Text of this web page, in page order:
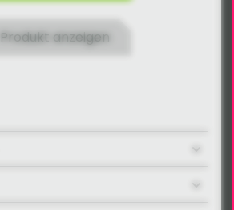
Produkt anzeigen